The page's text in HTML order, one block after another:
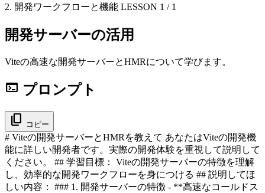
2. 開発ワークフローと機能 LESSON 1 / 1
開発サーバーの活用
Viteの高速な開発サーバーとHMRについて学びます。
terminal プロンプト
content_copy コピー
# Viteの開発サーバーとHMRを教えて あなたはViteの開発機
能に詳しい開発者です。実際の開発体験を重視して説明して
ください。 ## 学習目標： Viteの開発サーバーの特徴を理解
し、効率的な開発ワークフローを身につける ## 説明してほ
しい内容： ### 1. 開発サーバーの特徴 - **高速なコールドス